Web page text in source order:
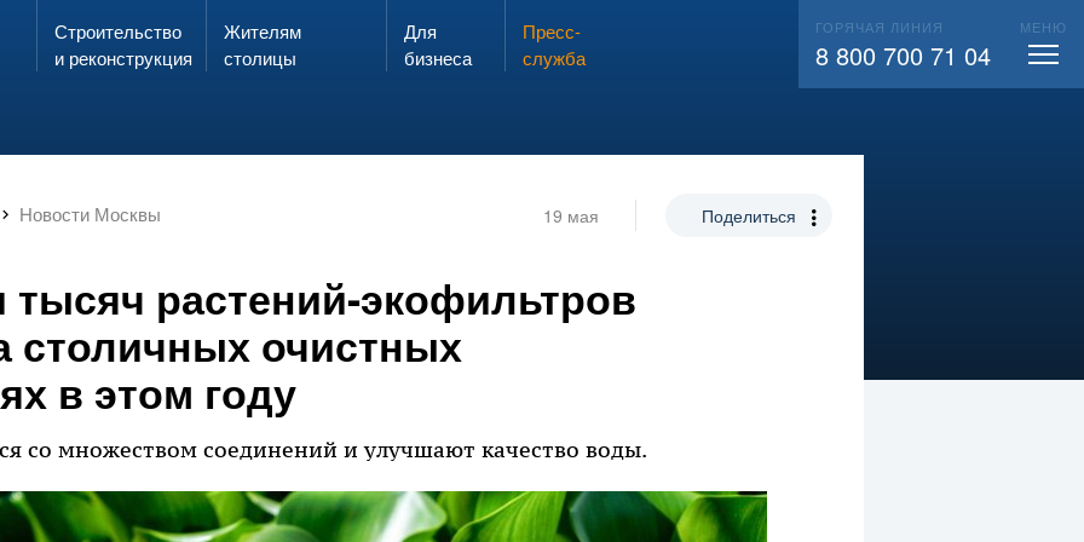
Запах газа?
ЗВОНИ 104 ВЫЗВАТЬ СЛЕСАРЯ
Строительство
и реконструкция
Жителям
столицы
Для
бизнеса
Пресс-
служба
ГОРЯЧАЯ ЛИНИЯ
8 800 700 71 04
МЕНЮ
Новости Москвы 19 мая Поделиться
тысяч растений-экофильтров
столичных очистных
в этом году
со множеством соединений и улучшают качество воды.